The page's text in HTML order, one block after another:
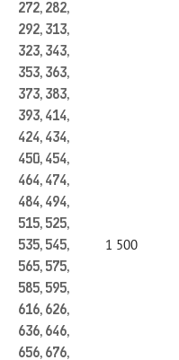
272, 282,
292, 313,
323, 343,
353, 363,
373, 383,
393, 414,
424, 434,
450, 454,
464, 474,
484, 494,
515, 525,
535, 545,
565, 575,
585, 595,
616, 626,
636, 646,
656, 676,
1 500